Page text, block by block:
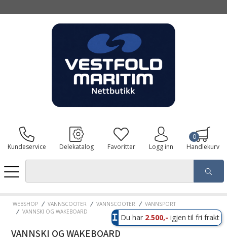
Kundeservice Delekatalog Favoritter Logg inn Handlekurv
0
WEBSHOP VANNSCOOTER VANNSCOOTER
VANNSPORT
VANNSKI OG WAKEBOARD
Du har 2.500,- igjen til fri frakt
VANNSKI OG WAKEBOARD